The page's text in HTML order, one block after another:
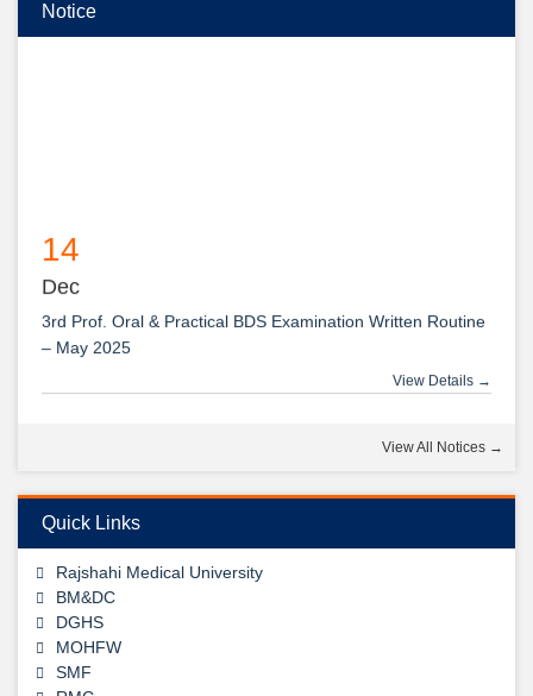
Notice
14
Dec
3rd Prof. Oral & Practical BDS Examination Written Routine
– May 2025
View Details →
– May 2025
View Details →
09
Jul
Routine – May 2025
View All Notices →
Quick Links
Rajshahi Medical University
BM&DC
DGHS
MOHFW
SMF